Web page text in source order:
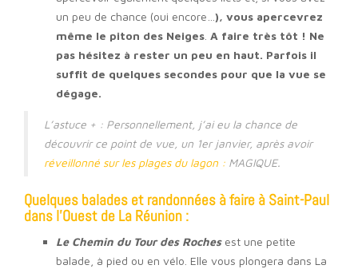
un peu de chance (oui encore… ), vous apercevrez
même le piton des Neiges A faire très tôt ! Ne
pas hésitez à rester un peu en haut. Parfois il
suffit de quelques secondes pour que la vue se
dégage.
L’astuce + : Personnellement, j’ai eu la chance de
découvrir ce point de vue, un 1er janvier, après avoir
réveillonné sur les plages du lagon : MAGIQUE.
Quelques balades et randonnées à faire à Saint-Paul
dans l’Ouest de La Réunion :
Le Chemin du Tour des Roches est une petite
balade, à pied ou en vélo. Elle vous plongera dans La